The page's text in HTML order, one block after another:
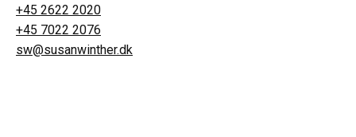
+45 2622 2020
+45 7022 2076
sw@susanwinther.dk